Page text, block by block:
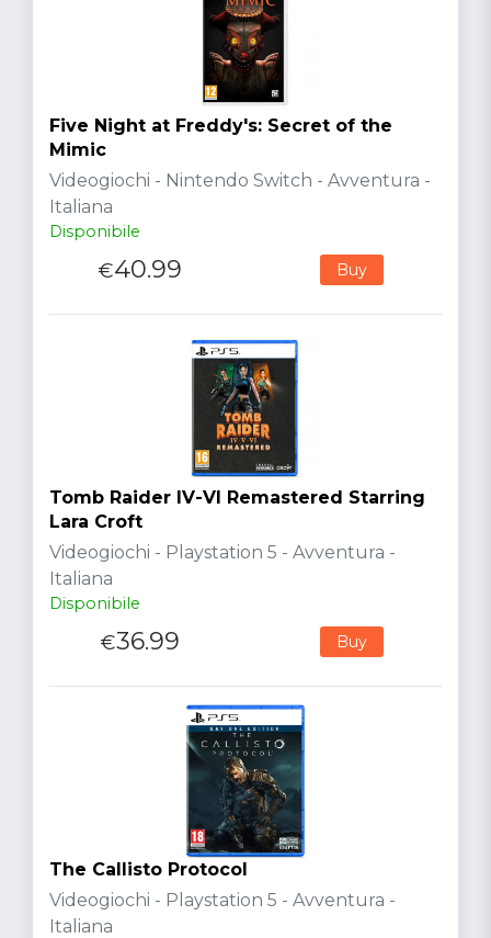
Five Night at Freddy's: Secret of the
Mimic
Videogiochi - Nintendo Switch - Avventura -
Italiana
Disponibile
€40.99 Buy
Tomb Raider IV-VI Remastered Starring
Lara Croft
Videogiochi - Playstation 5 - Avventura -
Italiana
Disponibile
€36.99 Buy
The Callisto Protocol
Videogiochi - Playstation 5 - Avventura -
Italiana